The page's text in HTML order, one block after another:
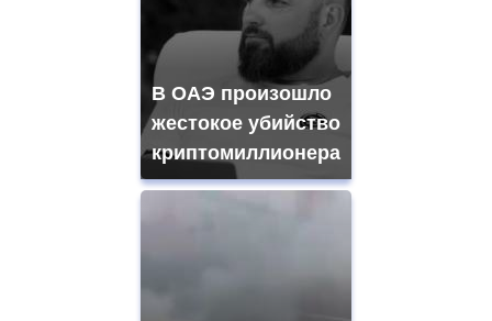
В ОАЭ произошло
жестокое убийство
криптомиллионера